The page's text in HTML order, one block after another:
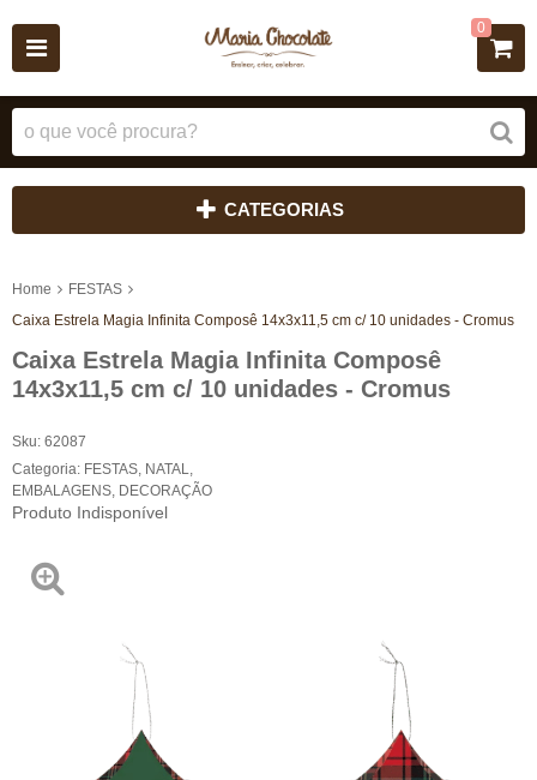
0
CATEGORIAS
Home
FESTAS
Caixa Estrela Magia Infinita Composê 14x3x11,5 cm c/ 10 unidades - Cromus
Caixa Estrela Magia Infinita Composê
14x3x11,5 cm c/ 10 unidades - Cromus
Sku: 62087
Categoria: FESTAS NATAL
EMBALAGENS DECORAÇÃO
Produto Indisponível